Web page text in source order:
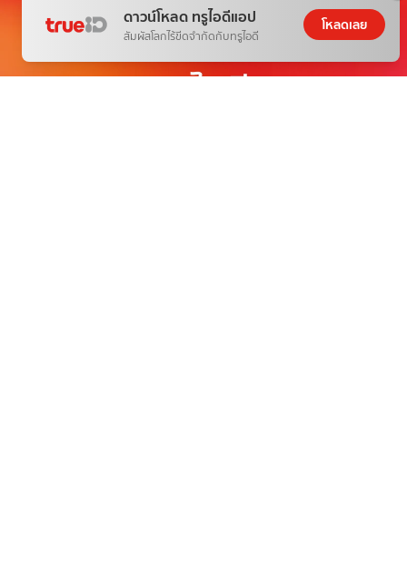
ดาวน์โหลด ทรูไอดีแอป
สัมผัสโลกไร้ขีดจำกัดกับทรูไอดี
โหลดเลย